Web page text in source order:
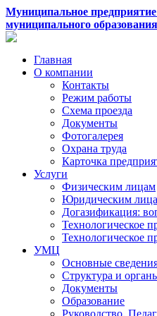
Муниципальное
муниципального
Главная
О компании
Контакты
Режим работы
Схема проезда
Документы
Фотогалерея
Охрана труда
Карточка
Услуги
Физическим лицам
Юридическим
Догазификация:
Технологическое
Технологическое
УМЦ
Основные
Структура и
Документы
Образование
Руководство.